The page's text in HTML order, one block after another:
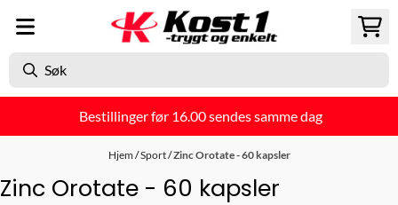
Hopp til innhold
Bestillinger før 16.00 sendes samme dag
Hjem/Sport/Zinc Orotate - 60 kapsler
Zinc Orotate - 60 kapsler